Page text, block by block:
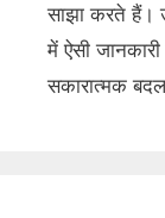
साझा करते हैं।
में ऐसी
सकारात्मक